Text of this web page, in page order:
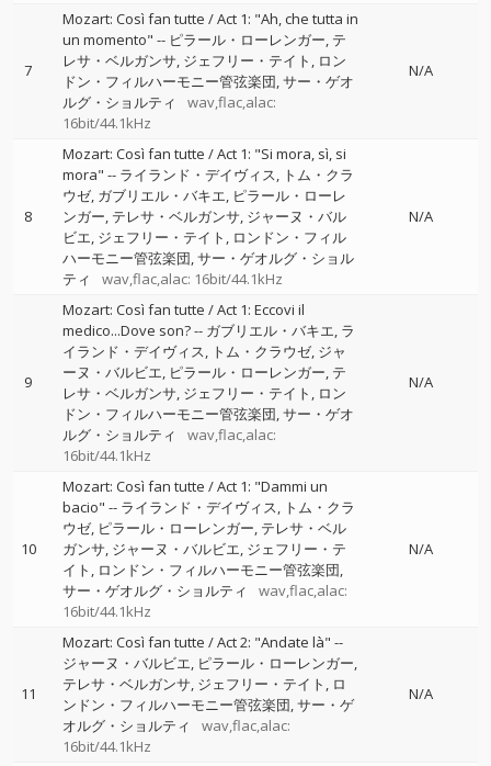
7
Mozart: Così fan tutte / Act 1: "Ah, che tutta in
un momento" -- ピラール・ローレンガー テ
レサ・ベルガンサ ジェフリー・テイト
ロン
ドン・フィルハーモニー管弦楽団 サー・ゲオ
ルグ・ショルティ
wav,flac,alac:
16bit/44.1kHz
N/A
8
Mozart: Così fan tutte / Act 1: "Si mora, sì, si
mora" -- ライランド・デイヴィス
トム・クラ
ウゼ ガブリエル・バキエ ピラール・ローレ
ンガー テレサ・ベルガンサ ジャーヌ・バル
ビエ ジェフリー・テイト
ロンドン・フィル
ハーモニー管弦楽団 サー・ゲオルグ・ショル
ティ
wav,flac,alac: 16bit/44.1kHz
N/A
9
Mozart: Così fan tutte / Act 1: Eccovi il
medico...Dove son?-- ガブリエル・バキエ ラ
イランド・デイヴィス
トム・クラウゼ ジャ
ーヌ・バルビエ ピラール・ローレンガー テ
レサ・ベルガンサ ジェフリー・テイト
ロン
ドン・フィルハーモニー管弦楽団 サー・ゲオ
ルグ・ショルティ
wav,flac,alac:
16bit/44.1kHz
N/A
10
Mozart: Così fan tutte / Act 1: "Dammi un
bacio" -- ライランド・デイヴィス
トム・クラ
ウゼ ピラール・ローレンガー テレサ・ベル
ガンサ ジャーヌ・バルビエ ジェフリー・テ
イト
ロンドン・フィルハーモニー管弦楽団
サー・ゲオルグ・ショルティ
wav,flac,alac:
16bit/44.1kHz
N/A
11
Mozart: Così fan tutte / Act 2: "Andate là" --
ジャーヌ・バルビエ ピラール・ローレンガー
テレサ・ベルガンサ ジェフリー・テイト
ロ
ンドン・フィルハーモニー管弦楽団 サー・ゲ
オルグ・ショルティ
wav,flac,alac:
16bit/44.1kHz
N/A